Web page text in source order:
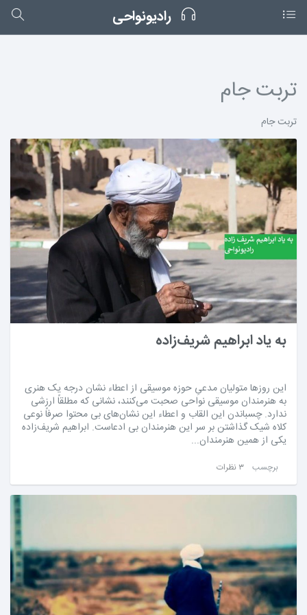
رادیونواحی
تربت جام
تربت جام
به یاد ابراهیم شریف‌زاده
این روزها متولیان مدعیِ حوزه موسیقی از اعطاء نشان درجه یک هنری
به هنرمندان موسیقی نواحی صحبت می‌کنند، نشانی که مطلقاً ارزشی
ندارد. چسباندن این القاب و اعطاء این نشان‌های بی محتوا صرفاً نوعی
کلاه شیک گذاشتن بر سر این هنرمندان بی‌ ادعاست. ابراهیم شریف‌زاده
یکی از همین هنرمندان...
برچسب ۳ نظرات